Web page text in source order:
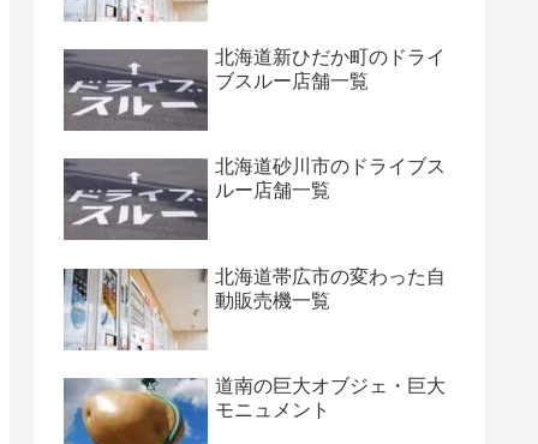
北海道新ひだか町のドライ
ブスルー店舗一覧
北海道砂川市のドライブス
ルー店舗一覧
北海道帯広市の変わった自
動販売機一覧
道南の巨大オブジェ・巨大
モニュメント